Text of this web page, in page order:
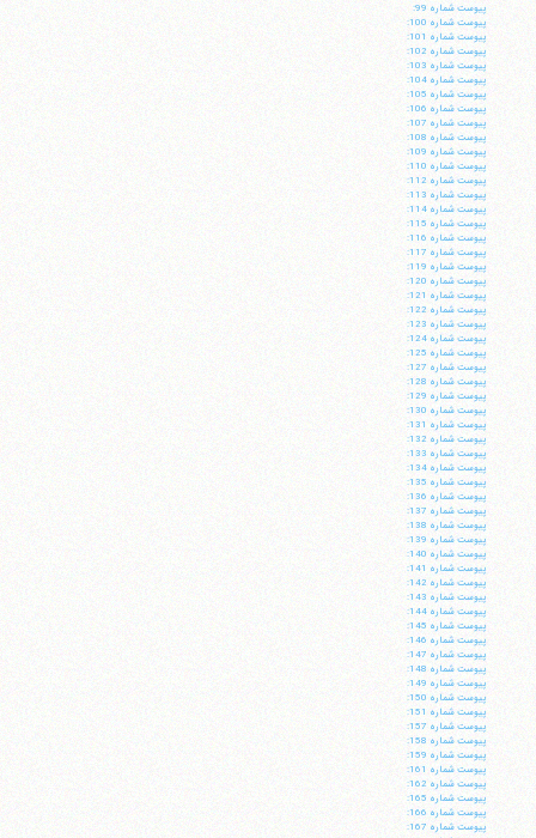
پيوست شماره 99:
پيوست شماره 100:
پيوست شماره 101:
پيوست شماره 102:
پيوست شماره 103:
پيوست شماره 104:
پيوست شماره 105:
پيوست شماره 106:
پيوست شماره 107:
پيوست شماره 108:
پيوست شماره 109:
پيوست شماره 110:
پيوست شماره 112:
پيوست شماره 113:
پيوست شماره 114:
پيوست شماره 115:
پيوست شماره 116:
پيوست شماره 117:
پيوست شماره 119:
پيوست شماره 120:
پيوست شماره 121:
پيوست شماره 122:
پيوست شماره 123:
پيوست شماره 124:
پيوست شماره 125:
پيوست شماره 127:
پيوست شماره 128:
پيوست شماره 129:
پيوست شماره 130:
پيوست شماره 131:
پيوست شماره 132:
پيوست شماره 133:
پيوست شماره 134:
پيوست شماره 135:
پيوست شماره 136:
پيوست شماره 137:
پيوست شماره 138:
پيوست شماره 139:
پيوست شماره 140:
پيوست شماره 141:
پيوست شماره 142:
پيوست شماره 143:
پيوست شماره 144:
پيوست شماره 145:
پيوست شماره 146:
پيوست شماره 147:
پيوست شماره 148:
پيوست شماره 149:
پيوست شماره 150:
پيوست شماره 151:
پيوست شماره 157:
پيوست شماره 158:
پيوست شماره 159:
پيوست شماره 161:
پيوست شماره 162:
پيوست شماره 165:
پيوست شماره 166:
پيوست شماره 167: